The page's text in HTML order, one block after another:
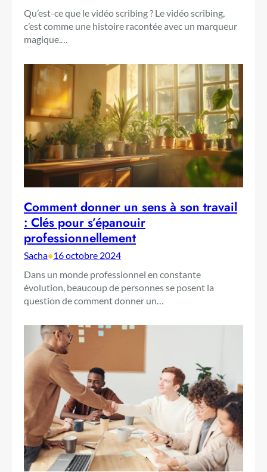
Qu’est-ce que le vidéo scribing ? Le vidéo scribing,
c’est comme une histoire racontée avec un marqueur
magique.…
Comment donner un sens à son travail
: Clés pour s’épanouir
professionnellement
Sacha•16 octobre 2024
Dans un monde professionnel en constante
évolution, beaucoup de personnes se posent la
question de comment donner un…